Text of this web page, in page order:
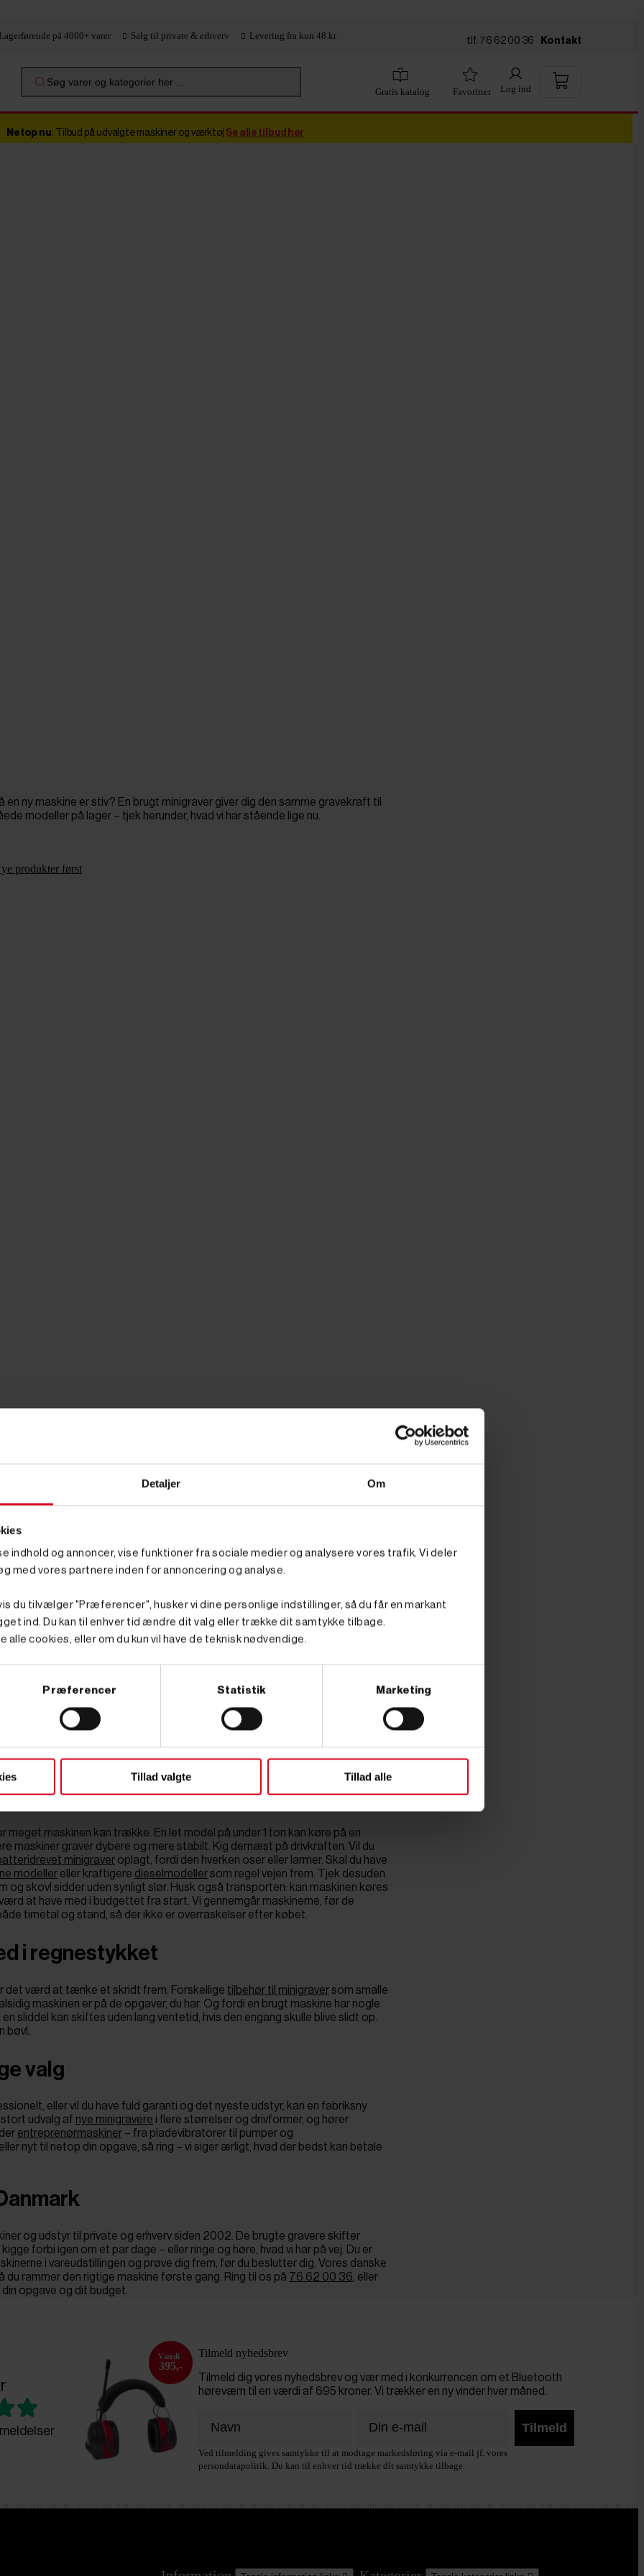
Detaljer Om
indhold og annoncer, vise funktioner fra sociale medier og analysere vores trafik. Vi deler
med vores partnere inden for annoncering og analyse.
du tilvælger "Præferencer", husker vi dine personlige indstillinger, så du får en markant
ind. Du kan til enhver tid ændre dit valg eller trække dit samtykke tilbage.
alle cookies, eller om du kun vil have de teknisk nødvendige.
Præferencer Statistik Marketing
Tillad valgte Tillad alle
Lagerførende på 4000+ varer Salg til private & erhverv Levering fra kun 48 kr tlf. 76 62 00 36 Kontakt
Søg varer og kategorier her ...
Gratis katalog Favoritter Log ind
Netop nu: Tilbud på udvalgte maskiner og værktøj Se alle tilbud her
ny maskine er stiv? En brugt minigraver giver dig den samme gravekraft til
modeller på lager – tjek herunder, hvad vi har stående lige nu.
produkter først
for alvor giver mening. Når du køber brugt, betaler du ikke for det
der kan det samme: grave ud til fundament, lægge dræn, trække
brugt minigraver derfor den klogeste krone, du bruger på pladsen. Du sparer
samme. Hos Primus Danmark hører de brugte gravere under vores
og demovarer til salg.
opgave: en terrasse, der skal graves ud, et regnvandsbassin, et stykke kloak
igen et par gange om året, men ikke så ofte, at en helt ny maskine til fuld pris
og ledighed. En brugt graver rammer midt imellem: du ejer den selv, har den
Mange af vores kunder er fritidslandmænd, gør-det-selv-folk med store
at tømme driftskontoen.
maskinen kan trække. En let model på under 1 ton kan køre på en
maskiner graver dybere og mere stabilt. Kig dernæst på drivkraften. Vil du
minigraver oplagt, fordi den hverken oser eller larmer. Skal du have
modeller eller kraftigere dieselmodellersom regel vejen frem. Tjek desuden
skovl sidder uden synligt slør. Husk også transporten: kan maskinen køres
at have med i budgettet fra start. Vi gennemgår maskinerne, før de
timetal og stand, så der ikke er overraskelser efter købet.
i regnestykket
det værd at tænke et skridt frem. Forskellige tilbehør til minigraversom smalle
maskinen er på de opgaver, du har. Og fordi en brugt maskine har nogle
en sliddel kan skiftes uden lang ventetid, hvis den engang skulle blive slidt op.
bøvl.
valg
eller vil du have fuld garanti og det nyeste udstyr, kan en fabriksny
stort udvalg af nye minigravere i flere størrelser og drivformer, og hører
entreprenørmaskiner – fra pladevibratorer til pumper og
nyt til netop din opgave, så ring – vi siger ærligt, hvad der bedst kan betale
og udstyr til private og erhverv siden 2002. De brugte gravere skifter
forbi igen om et par dage – eller ringe og høre, hvad vi har på vej. Du er
i vareudstillingen og prøve dig frem, før du beslutter dig. Vores danske
rammer den rigtige maskine første gang. Ring til os på 76 62 00 36 , eller
opgave og dit budget.
395,-
Tilmeld nyhedsbrev
Tilmeld dig vores nyhedsbrev og vær med i konkurrencen om et Bluetooth
høreværn til en værdi af 695 kroner. Vi trækker en ny vinder hver måned.
Tilmeld
Ved tilmelding gives samtykke til at modtage markedsføring via e-mail jf. vores
persondatapolitik. Du kan til enhver tid trække dit samtykke tilbage.